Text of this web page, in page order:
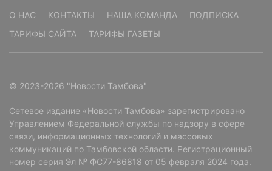
О НАС КОНТАКТЫ НАША КОМАНДА
ПОДПИСКА
ТАРИФЫ САЙТА
ТАРИФЫ ГАЗЕТЫ
© 2023-2026 "Новости Тамбова"
Сетевое издание «Новости Тамбова» зарегистрировано
Управлением Федеральной службы по надзору в сфере
связи, информационных технологий и массовых
коммуникаций по Тамбовской области. Регистрационный
номер серия Эл № ФС77-86818 от 05 февраля 2024 года.